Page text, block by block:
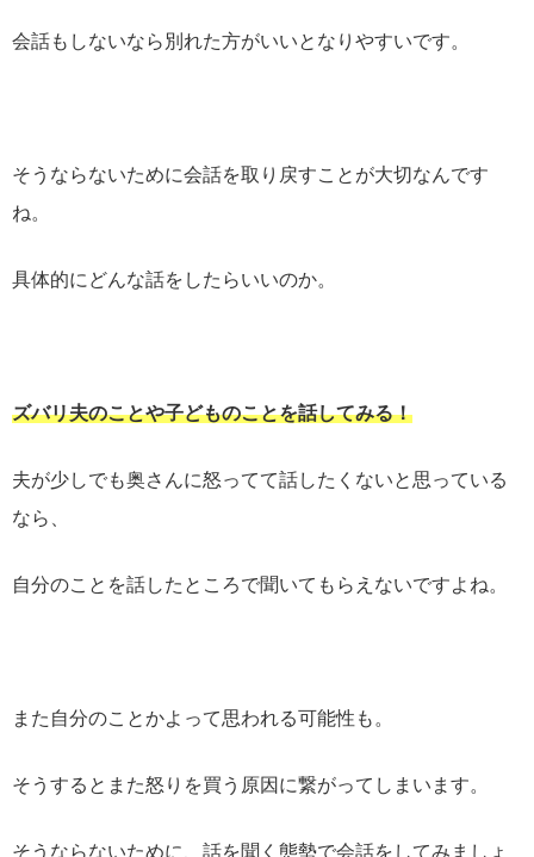
会話もしないなら別れた方がいいとなりやすいです。
そうならないために会話を取り戻すことが大切なんです
ね。
具体的にどんな話をしたらいいのか。
ズバリ夫のことや子どものことを話してみる！
夫が少しでも奥さんに怒ってて話したくないと思っている
なら、
自分のことを話したところで聞いてもらえないですよね。
また自分のことかよって思われる可能性も。
そうするとまた怒りを買う原因に繋がってしまいます。
そうならないために、話を聞く態勢で会話をしてみましょ